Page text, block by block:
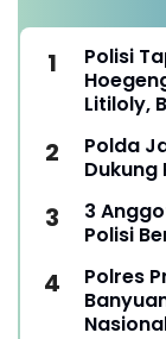
Polisi
Litiloly,
Polda
Dukung
3
Polisi
Polres